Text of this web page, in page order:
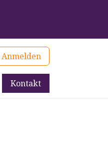
Anmelden
Mieten
Kontakt